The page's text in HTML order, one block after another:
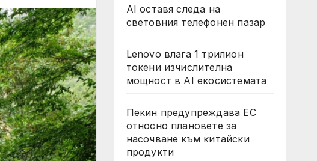
AI оставя следа на
световния телефонен пазар
Lenovo влага 1 трилион
токени изчислителна
мощност в AI екосистемата
Пекин предупреждава ЕС
относно плановете за
насочване към китайски
продукти